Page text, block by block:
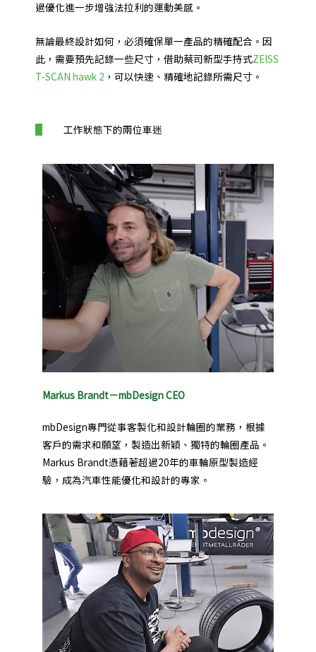
過優化進一步增強法拉利的運動美感。
無論最終設計如何，必須確保單一產品的精確配合。因
此，需要預先記錄一些尺寸，借助蔡司新型手持式ZEISS
T-SCAN hawk 2 ，可以快速、精確地記錄所需尺寸。
工作狀態下的兩位車迷
Markus Brandt－mbDesign CEO
mbDesign專門從事客製化和設計輪圈的業務，根據
客戶的需求和願望，製造出新穎、獨特的輪圈產品。
Markus Brandt憑藉著超過20年的車輪原型製造經
驗，成為汽車性能優化和設計的專家。